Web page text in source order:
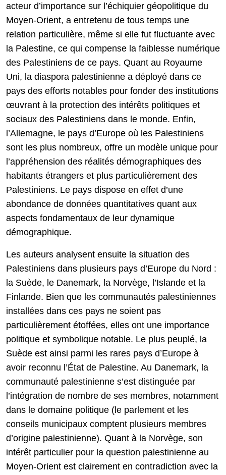
acteur d’importance sur l’échiquier géopolitique du
Moyen-Orient, a entretenu de tous temps une
relation particulière, même si elle fut fluctuante avec
la Palestine, ce qui compense la faiblesse numérique
des Palestiniens de ce pays. Quant au Royaume
Uni, la diaspora palestinienne a déployé dans ce
pays des efforts notables pour fonder des institutions
œuvrant à la protection des intérêts politiques et
sociaux des Palestiniens dans le monde. Enfin,
l’Allemagne, le pays d’Europe où les Palestiniens
sont les plus nombreux, offre un modèle unique pour
l’appréhension des réalités démographiques des
habitants étrangers et plus particulièrement des
Palestiniens. Le pays dispose en effet d’une
abondance de données quantitatives quant aux
aspects fondamentaux de leur dynamique
démographique.
Les auteurs analysent ensuite la situation des
Palestiniens dans plusieurs pays d’Europe du Nord :
la Suède, le Danemark, la Norvège, l’Islande et la
Finlande. Bien que les communautés palestiniennes
installées dans ces pays ne soient pas
particulièrement étoffées, elles ont une importance
politique et symbolique notable. Le plus peuplé, la
Suède est ainsi parmi les rares pays d’Europe à
avoir reconnu l’État de Palestine. Au Danemark, la
communauté palestinienne s’est distinguée par
l’intégration de nombre de ses membres, notamment
dans le domaine politique (le parlement et les
conseils municipaux comptent plusieurs membres
d’origine palestinienne). Quant à la Norvège, son
intérêt particulier pour la question palestinienne au
Moyen-Orient est clairement en contradiction avec la